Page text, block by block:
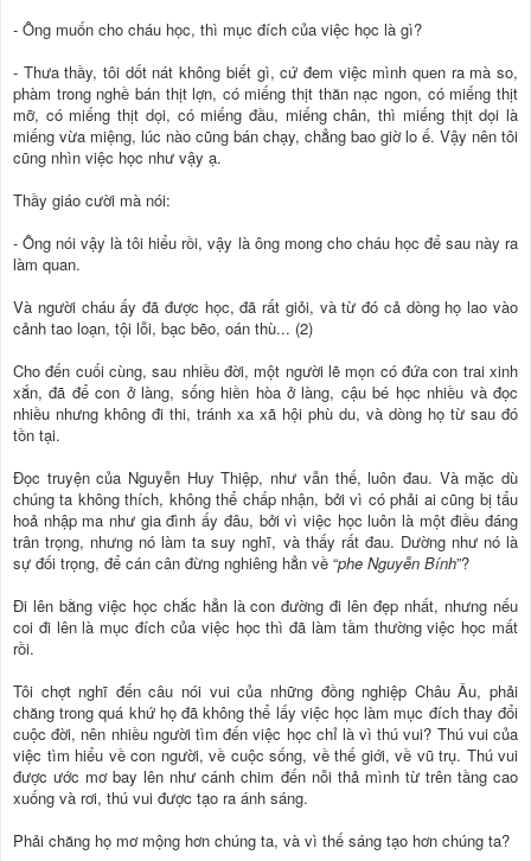
- Ông muốn cho cháu học, thì mục đích của việc học là gì?
- Thưa thầy, tôi dốt nát không biết gì, cứ đem việc mình quen ra mà so,
phàm trong nghề bán thịt lợn, có miếng thịt thăn nạc ngon, có miếng thịt
mỡ, có miếng thịt dọi, có miếng đầu, miếng chân, thì miếng thịt dọi là
miếng vừa miệng, lúc nào cũng bán chạy, chẳng bao giờ lo ế. Vậy nên tôi
cũng nhìn việc học như vậy ạ.
Thầy giáo cười mà nói:
- Ông nói vậy là tôi hiểu rồi, vậy là ông mong cho cháu học để sau này ra
làm quan.
Và người cháu ấy đã được học, đã rất giỏi, và từ đó cả dòng họ lao vào
cảnh tao loạn, tội lỗi, bạc bẽo, oán thù... (2)
Cho đến cuối cùng, sau nhiều đời, một người lẽ mọn có đứa con trai xinh
xắn, đã để con ở làng, sống hiền hòa ở làng, cậu bé học nhiều và đọc
nhiều nhưng không đi thi, tránh xa xã hội phù du, và dòng họ từ sau đó
tồn tại.
Đọc truyện của Nguyễn Huy Thiệp, như vẫn thế, luôn đau. Và mặc dù
chúng ta không thích, không thể chấp nhận, bởi vì có phải ai cũng bị tẩu
hoả nhập ma như gia đình ấy đâu, bởi vì việc học luôn là một điều đáng
trân trọng, nhưng nó làm ta suy nghĩ, và thấy rất đau. Dường như nó là
sự đối trọng, để cán cân đừng nghiêng hẳn về “phe Nguyễn Bính”?
Đi lên bằng việc học chắc hẳn là con đường đi lên đẹp nhất, nhưng nếu
coi đi lên là mục đích của việc học thì đã làm tầm thường việc học mất
rồi.
Tôi chợt nghĩ đến câu nói vui của những đồng nghiệp Châu Âu, phải
chăng trong quá khứ họ đã không thể lấy việc học làm mục đích thay đổi
cuộc đời, nên nhiều người tìm đến việc học chỉ là vì thú vui? Thú vui của
việc tìm hiểu về con người, về cuộc sống, về thế giới, về vũ trụ. Thú vui
được ước mơ bay lên như cánh chim đến nỗi thả mình từ trên tầng cao
xuống và rơi, thú vui được tạo ra ánh sáng.
Phải chăng họ mơ mộng hơn chúng ta, và vì thế sáng tạo hơn chúng ta?